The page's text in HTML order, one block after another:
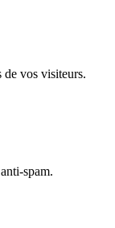
de vos visiteurs.
spam.